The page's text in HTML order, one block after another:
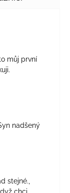
můj první
nadšený
stejné.,